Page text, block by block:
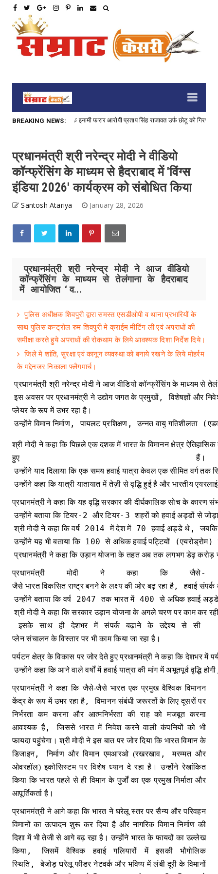
BREAKING NEWS:
के प्रयास के 3,000 रु. के इनामी फरार आरोपी प्रताप सिंह राजावत उर्फ छोटू को गिरफ्तार
प्रधानमंत्री श्री नरेन्द्र मोदी ने वीडियो
कॉन्फ्रेंसिंग के माध्यम से हैदराबाद में 'विंग्स
इंडिया 2026' कार्यक्रम को संबोधित किया
Santosh Atariya January 28, 2026
प्रधानमंत्री श्री नरेन्द्र मोदी ने आज वीडियो
कॉन्फ्रेंसिंग के माध्यम से तेलंगाना के हैदराबाद
में आयोजित ‘ व...
पुलिस अधीक्षक शिवपुरी द्वारा समस्त एसडीओपी व थाना प्रभारियों के
साथ पुलिस कन्ट्रोल रुम शिवपुरी मे क्राईम मीटिंग ली एवं अपराधों की
समीक्षा करते हुये अपराधों की रोकथाम के लिये आवश्यक दिशा निर्देश दिये।
जिले मे शांति, सुरक्षा एवं कानून व्यवस्था को बनाये रखने के लिये मोहर्रम
के मद्देनजर निकाला फ्लैगमार्च।
प्रधानमंत्री श्री नरेन्द्र मोदी ने आज वीडियो कॉन्फ्रेंसिंग के माध्यम से
इस अवसर पर प्रधानमंत्री ने उद्योग जगत के प्रमुखों,विशेषज्ञों और
प्लेयर के रूप में उभर रहा है।
उन्होंने विमान निर्माण,पायलट प्रशिक्षण ,उन्नत वायु गतिशीलता (
श्री मोदी ने कहा कि पिछले एक दशक में भारत के विमानन क्षेत्र ऐतिहासिक
हुए हैं।
उन्होंने याद दिलाया कि एक समय हवाई यात्रा केवल एक सीमित वर्ग तक
उन्होंने कहा कि यात्री यातायात में तेज़ी से वृद्धि हुई है और भारतीय
प्रधानमंत्री ने कहा कि यह वृद्धि सरकार की दीर्घकालिक सोच के कारण
उन्होंने बताया कि टियर-2और टियर-3शहरों को हवाई अड्डों से
श्री मोदी ने कहा कि वर्ष2014में देश में70हवाई अड्डे थे ,जबकि
उन्होंने यह भी बताया कि100से अधिक हवाई पट्टियों (एयरोड्रोम)
प्रधानमंत्री ने कहा कि उड़ान योजना के तहत अब तक लगभग डेढ़ करोड़
प्रधानमंत्री मोदी ने कहा कि जैसे-
जैसे भारत विकसित राष्ट्र बनने के लक्ष्य की ओर बढ़ रहा है,हवाई संपर्क
उन्होंने बताया कि वर्ष 2047तक भारत में400से अधिक हवाई
श्री मोदी ने कहा कि सरकार उड़ान योजना के अगले चरण पर काम कर
इसके
साथ ही देशभर में संपर्क बढ़ाने के उद्देश्य से सी-
प्लेन संचालन के विस्तार पर भी काम किया जा रहा है।
पर्यटन क्षेत्र के विकास पर जोर देते हुए प्रधानमंत्री ने कहा कि देशभर में
उन्होंने कहा कि आने वाले वर्षों में हवाई यात्रा की मांग में अभूतपूर्व वृद्धि होगी
प्रधानमंत्री ने कहा कि जैसे-जैसे भारत एक प्रमुख वैश्विक विमानन
केंद्र के रूप में उभर रहा है ,विमानन संबंधी जरूरतों के लिए दूसरों पर
निर्भरता कम करना और आत्मनिर्भरता की राह को मजबूत करना
आवश्यक है,जिससे भारत में निवेश करने वाली कंपनियों को भी
फायदा पहुंचेगा। श्री मोदी ने इस बात पर जोर दिया कि भारत विमान के
डिजाइन,निर्माण और विमान एमआरओ (रखरखाव ,मरम्मत और
ओवरहॉल) इकोसिस्टम पर विशेष ध्यान दे रहा है। उन्होंने रेखांकित
किया कि भारत पहले से ही विमान के पुर्जों का एक प्रमुख निर्माता और
आपूर्तिकर्ता है।
प्रधानमंत्री ने आगे कहा कि भारत ने घरेलू स्तर पर सैन्य और परिवहन
विमानों का उत्पादन शुरू कर दिया है और नागरिक विमान निर्माण की
दिशा में भी तेजी से आगे बढ़ रहा है। उन्होंने भारत के फायदों का उल्लेख
किया ,जिसमें वैश्विक हवाई गलियारों में इसकी भौगोलिक
स्थिति,बेजोड़ घरेलू फीडर नेटवर्क और भविष्य में लंबी दूरी के विमानों